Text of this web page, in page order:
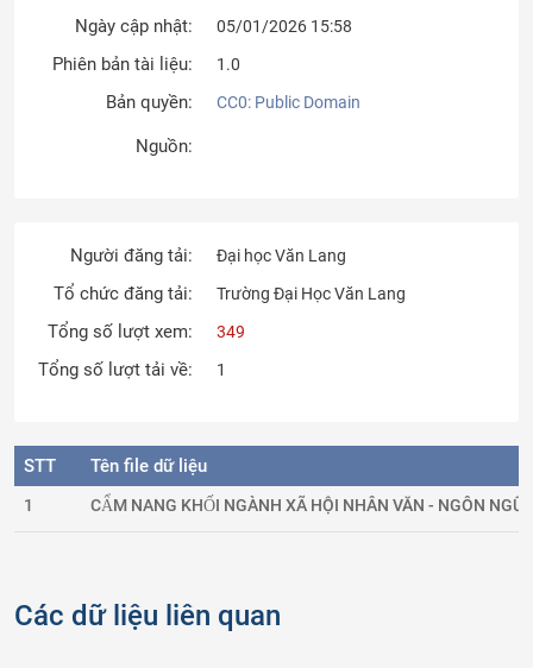
Ngày cập nhật: 05/01/2026 15:58
Phiên bản tài liệu: 1.0
Bản quyền: CC0: Public Domain
Nguồn:
Người đăng tải: Đại học Văn Lang
Tổ chức đăng tải: Trường Đại Học Văn Lang
Tổng số lượt xem: 349
Tổng số lượt tải về: 1
STT Tên file dữ liệu
1 CẨM NANG KHỐI NGÀNH XÃ HỘI NHÂN VĂN - NGÔN
Các dữ liệu liên quan